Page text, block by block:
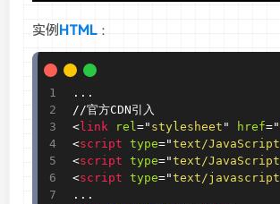
实例HTML：
...
<link rel=" stylesheet " href="
<script type="text/JavaScript
<script type="text/JavaScript
<script type="text/javascript